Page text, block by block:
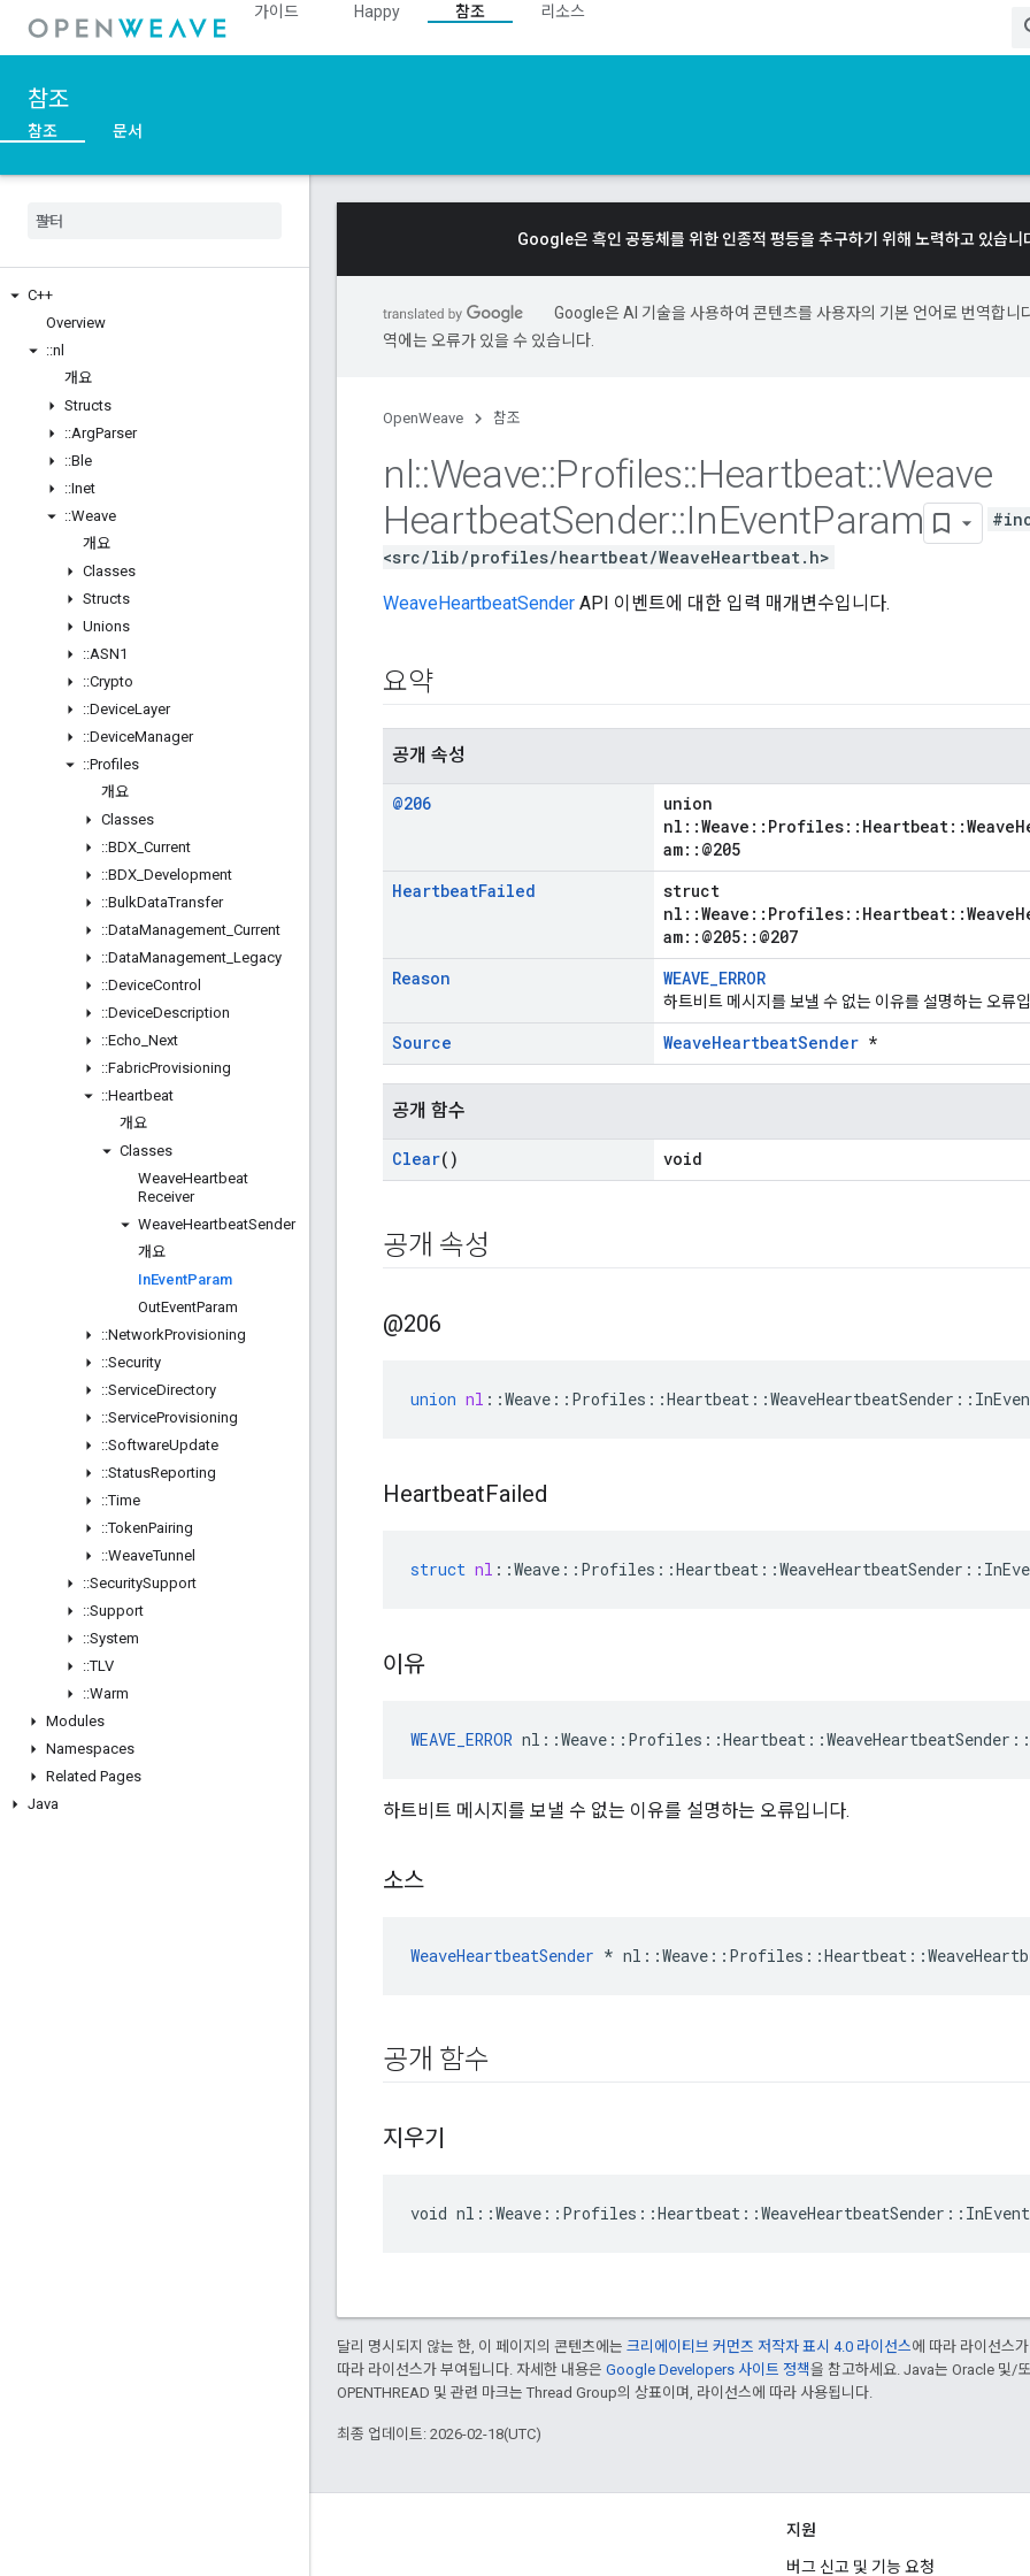
가이드 Happy 참조
리소스
참조
참조 문서
C++
Overview
::nl
개요
Structs
::ArgParser
::Ble
::Inet
::Weave
개요
Classes
Structs
Unions
::ASN1
::Crypto
::DeviceLayer
::DeviceManager
::Profiles
개요
Classes
::BDX Current
::BDX Development
::BulkDataTransfer
::DataManagement Current
::DataManagement Legacy
::DeviceControl
::DeviceDescription
::Echo Next
::FabricProvisioning
::Heartbeat
개요
Classes
WeaveHeartbeat
Receiver
WeaveHeartbeatSender
개요
InEventParam
OutEventParam
::NetworkProvisioning
::Security
::ServiceDirectory
::ServiceProvisioning
::SoftwareUpdate
::StatusReporting
::Time
::TokenPairing
::WeaveTunnel
::SecuritySupport
::Support
::System
::TLV
::Warm
Modules
Namespaces
Related Pages
Java
Google은 흑인 공동체를 위한 인종적 평등을 추구하기 위해 노력하고 있습니
Google은 AI 기술을 사용하여 콘텐츠를 사용자의 기본 언어로 번역합니
역에는 오류가 있을 수 있습니다.
OpenWeave 참조
nl::Weave::Profiles::Heartbeat::Weave
HeartbeatSender::InEventParam
<src/lib/profiles/heartbeat/WeaveHeartbeat.h>
WeaveHeartbeatSender API 이벤트에 대한 입력 매개변수입니다.
요약
공개 속성
@206
union
am::@205
HeartbeatFailed
struct
am::@205::@207
Reason
WEAVE_ERROR
하트비트 메시지를 보낼 수 없는 이유를 설명하는 오류
Source WeaveHeartbeatSender *
공개 함수
Clear() void
공개 속성
@206
union nl ::Weave :: Profiles ::Heartbeat ::WeaveHeartbeatSender ::
HeartbeatFailed
struct nl ::Weave :: Profiles ::Heartbeat ::WeaveHeartbeatSender ::
이유
WEAVE_ERROR
하트비트 메시지를 보낼 수 없는 이유를 설명하는 오류입니다.
소스
WeaveHeartbeatSender *
공개 함수
지우기
void
달리 명시되지 않는 한, 이 페이지의 콘텐츠에는 크리에이티브 커먼즈 저작자 표시 4.0 라이선스에 따라 라이선스
따라 라이선스가 부여됩니다. 자세한 내용은 Google Developers 사이트 정책을 참고하세요. Java는 Oracle 및/
OPENTHREAD 및 관련 마크는 Thread Group의 상표이며, 라이선스에 따라 사용됩니다.
최종 업데이트: 2026-02-18(UTC)
지원
버그 신고 및 기능 요청